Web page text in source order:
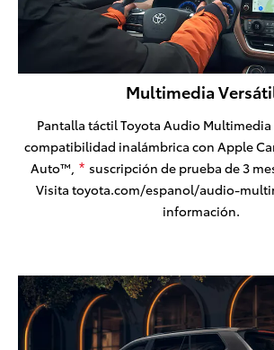
Multimedia
Pantalla táctil Toyota Audio Multimedia
compatibilidad inalámbrica con Apple
Auto™, * suscripción de prueba de 3
Visita toyota.com/espanol/audio-
información.